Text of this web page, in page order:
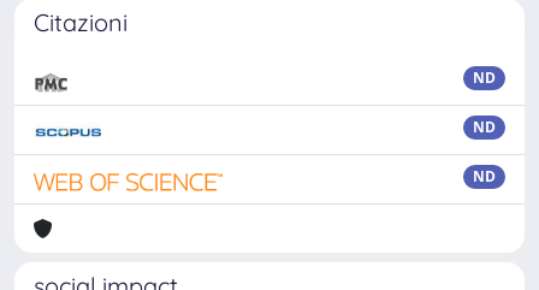
Citazioni
ND
ND
ND